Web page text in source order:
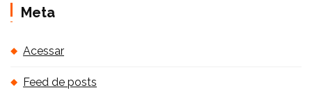
Meta
Acessar
Feed de posts